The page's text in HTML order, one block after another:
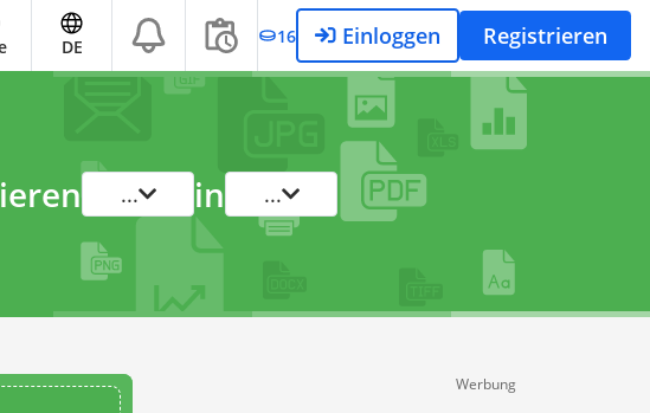
DE 16 Einloggen Registrieren
... in ...
Werbung